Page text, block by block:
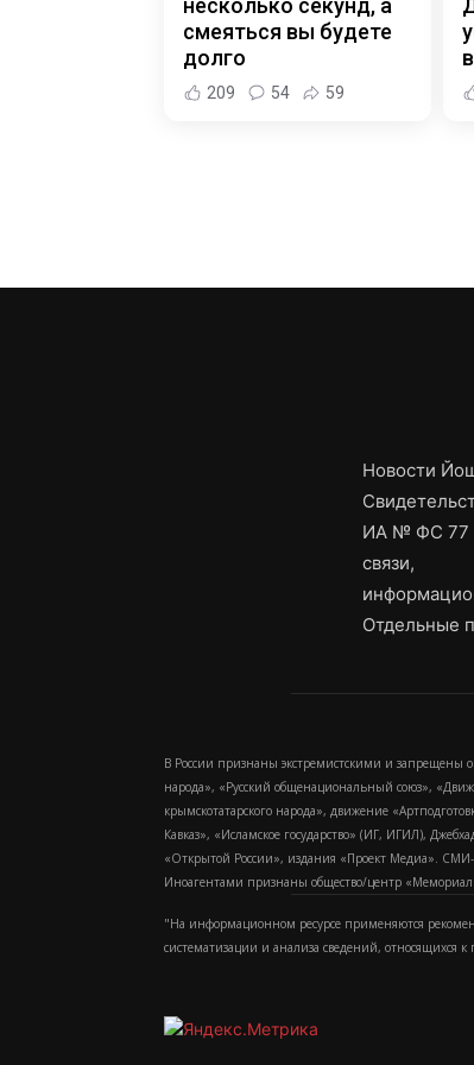
несколько секунд, а
смеяться вы будете
долго
209 54 59
Новости
ИА № ФС 77 -
связи,
Отдельные
В России признаны экстремистскими и запрещены
народа», «Русский общенациональный союз»,
крымскотатарского народа», движение
Кавказ», «Исламское государство» (ИГ, ИГИЛ),
«Открытой России», издания «Проект Медиа».
Иноагентами признаны общество/центр
"На информационном ресурсе применяются
систематизации и анализа сведений, относящихся